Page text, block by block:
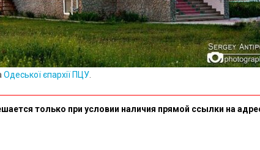
Одеської єпархії ПЦУ
только при условии наличия прямой ссылки на